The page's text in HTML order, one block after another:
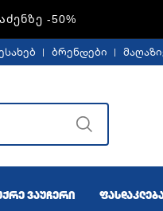
-50%
ბრენდები
ვაუჩერი